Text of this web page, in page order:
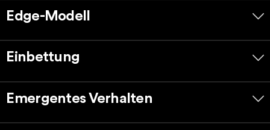
Edge-Modell
Einbettung
Emergentes Verhalten